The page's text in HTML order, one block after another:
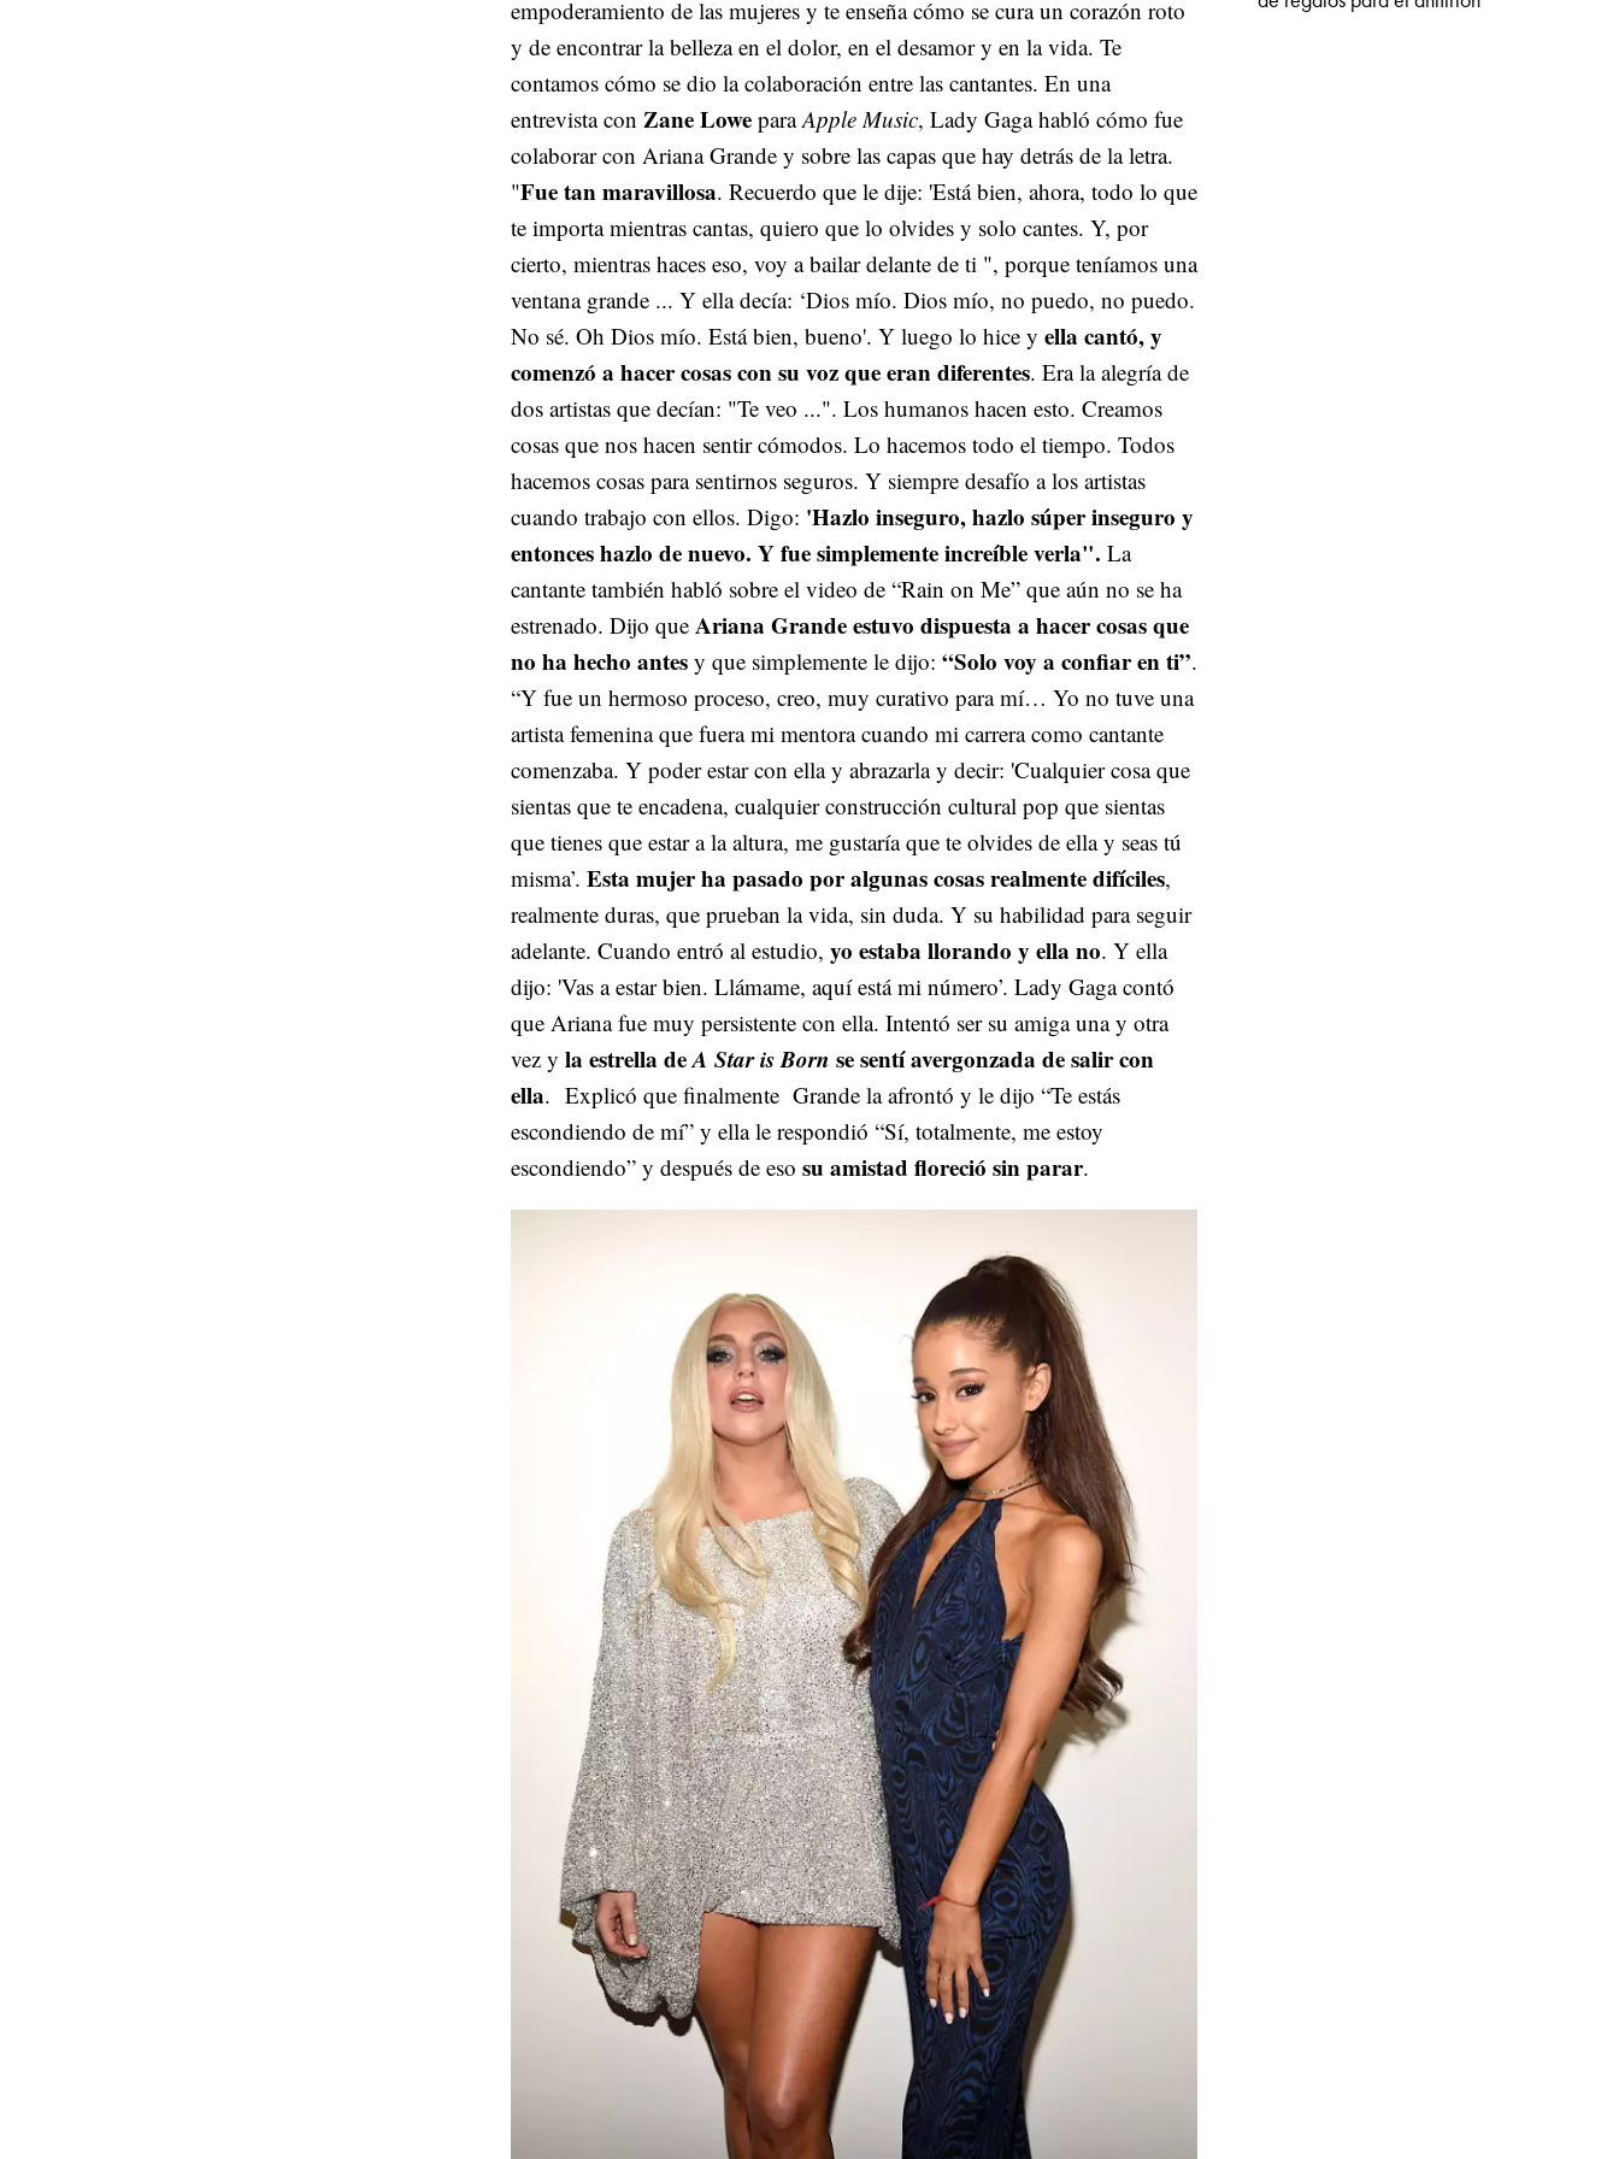
empoderamiento de las mujeres y te enseña cómo se cura un corazón roto
y de encontrar la belleza en el dolor, en el desamor y en la vida. Te
contamos cómo se dio la colaboración entre las cantantes. En una
entrevista con Zane Lowe paraApple Music, Lady Gaga habló cómo fue
colaborar con Ariana Grande y sobre las capas que hay detrás de la letra.
"Fue tan maravillosa. Recuerdo que le dije: 'Está bien, ahora, todo lo que
te importa mientras cantas, quiero que lo olvides y solo cantes. Y, por
cierto, mientras haces eso, voy a bailar delante de ti ", porque teníamos una
ventana grande ... Y ella decía: ‘Dios mío. Dios mío, no puedo, no puedo.
No sé. Oh Dios mío. Está bien, bueno'. Y luego lo hice y ella cantó, y
comenzó a hacer cosas con su voz que eran diferentes. Era la alegría de
dos artistas que decían: "Te veo ...". Los humanos hacen esto. Creamos
cosas que nos hacen sentir cómodos. Lo hacemos todo el tiempo. Todos
hacemos cosas para sentirnos seguros. Y siempre desafío a los artistas
cuando trabajo con ellos. Digo: 'Hazlo inseguro, hazlo súper inseguro y
entonces hazlo de nuevo. Y fue simplemente increíble verla". La
cantante también habló sobre el video de “Rain on Me” que aún no se ha
estrenado. Dijo que Ariana Grande estuvo dispuesta a hacer cosas que
no ha hecho antes y que simplemente le dijo: “Solo voy a confiar en ti”.
“Y fue un hermoso proceso, creo, muy curativo para mí… Yo no tuve una
artista femenina que fuera mi mentora cuando mi carrera como cantante
comenzaba. Y poder estar con ella y abrazarla y decir: 'Cualquier cosa que
sientas que te encadena, cualquier construcción cultural pop que sientas
que tienes que estar a la altura, me gustaría que te olvides de ella y seas tú
misma’. Esta mujer ha pasado por algunas cosas realmente difíciles,
realmente duras, que prueban la vida, sin duda. Y su habilidad para seguir
adelante. Cuando entró al estudio, yo estaba llorando y ella no. Y ella
dijo: 'Vas a estar bien. Llámame, aquí está mi número’. Lady Gaga contó
que Ariana fue muy persistente con ella. Intentó ser su amiga una y otra
vez y la estrella deA Star is Born se sentí avergonzada de salir con
ella. Explicó que finalmente Grande la afrontó y le dijo “Te estás
escondiendo de mí” y ella le respondió “Sí, totalmente, me estoy
escondiendo” y después de eso su amistad floreció sin parar.